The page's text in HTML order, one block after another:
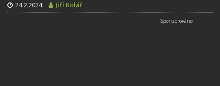
24.2.2024 Jiří Kolář